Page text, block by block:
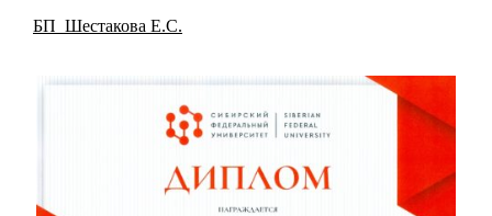
БП_Шестакова Е.С.